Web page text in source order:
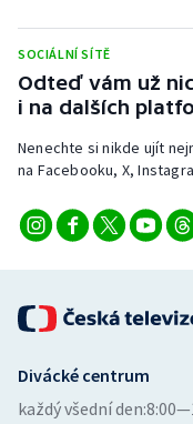
Triatlon
Veslování
Ostatní
SOCIÁLNÍ SÍTĚ
Odteď vám už
i na dalších
Nenechte si nikde ujít
na Facebooku, X,
Divácké centrum
každý všední den: